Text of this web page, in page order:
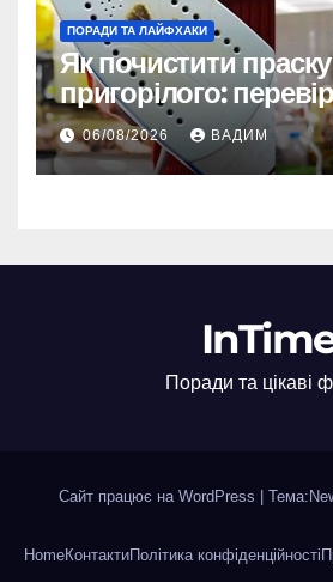
ПОРАДИ ТА ЛАЙФХАКИ
Як почистити
пригорілого:
06/08/2026 ВАДИМ
Поради та цікаві
Сайт працює на WordPress
HomeКонтактиПолітика конфіденційності